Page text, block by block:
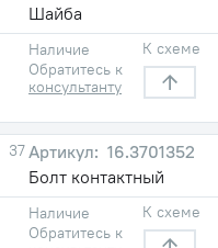
Шайба
Наличие
Обратитесь к
консультанту
К схеме
37
16.3701352
Болт контактный
Наличие
Обратитесь к
К схеме